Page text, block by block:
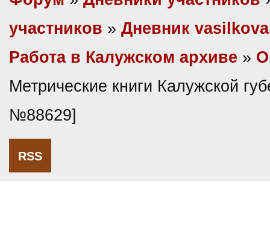
участников » Дневник
Работа в Калужском архиве »
Метрические книги Калужской
№88629]
RSS